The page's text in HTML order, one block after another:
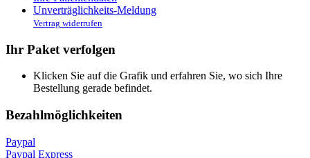
Unverträglichkeits-Meldung
Vertrag widerrufen
Ihr Paket verfolgen
Klicken Sie auf die Grafik und erfahren Sie, wo sich Ihre
Bestellung gerade befindet.
Bezahlmöglichkeiten
Paypal
Paypal Express